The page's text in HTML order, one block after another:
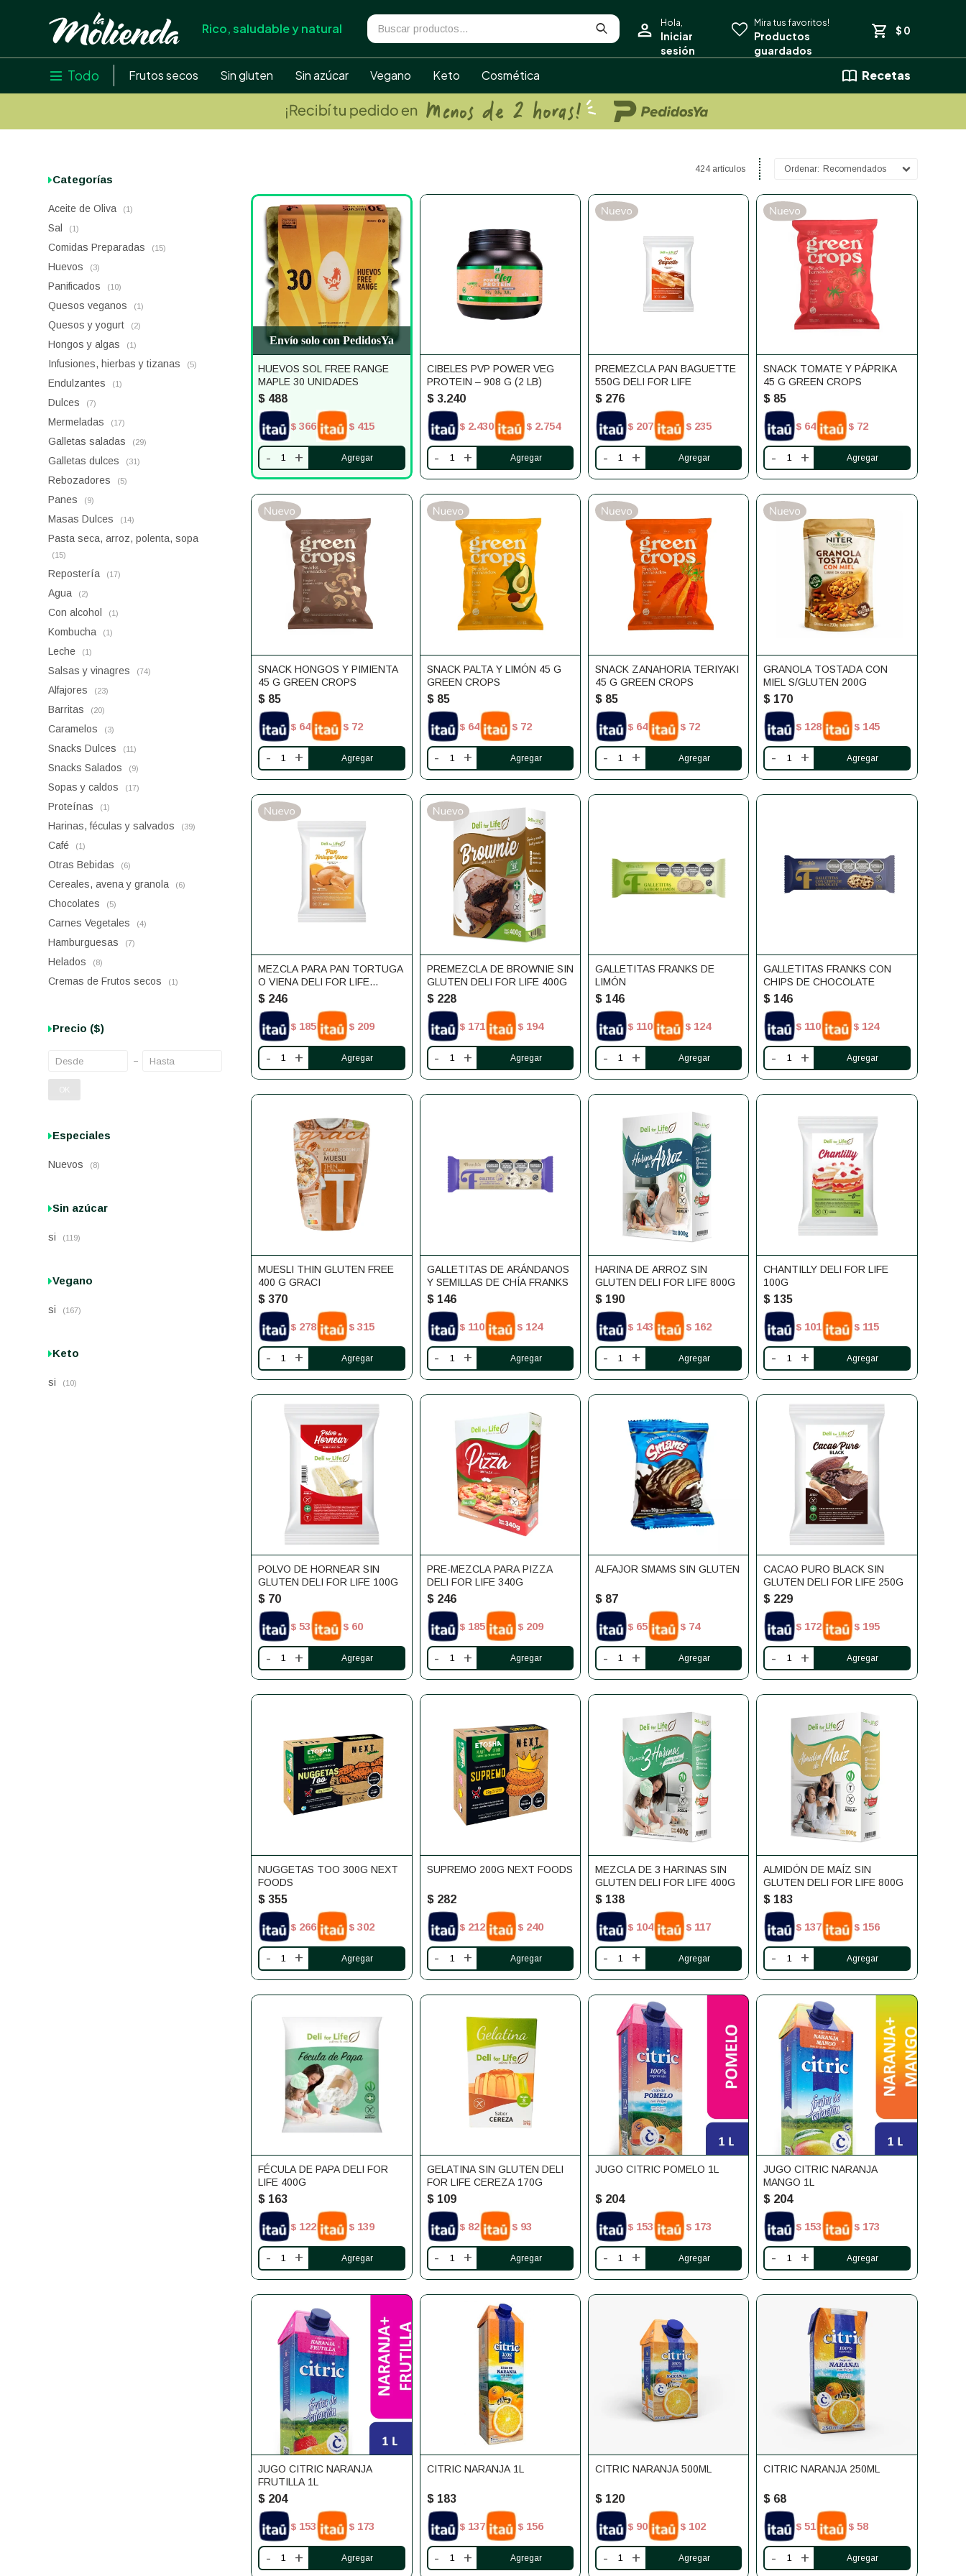
Rico, saludable y natural
 Todo Frutos secos Sin gluten Sin azúcar Vegano Keto Cosmética Recetas
$ 0
424 artículos Recomendados
CIBELES PVP POWER VEG
PROTEIN – 908 G (2 LB)
$ 3.240
$ 2.430 $ 2.754
- +
HUEVOS SOL FREE RANGE
MAPLE 30 UNIDADES
$ 488
$ 366 $ 415
Envío solo con PedidosYa
- +
PREMEZCLA PAN BAGUETTE
550G DELI FOR LIFE
$ 276
$ 207 $ 235
- +
SNACK TOMATE Y PÁPRIKA
45 G GREEN CROPS
$ 85
$ 64 $ 72
- +
SNACK HONGOS Y PIMIENTA
45 G GREEN CROPS
$ 85
$ 64 $ 72
- +
SNACK PALTA Y LIMÓN 45 G
GREEN CROPS
$ 85
$ 64 $ 72
- +
SNACK ZANAHORIA TERIYAKI
45 G GREEN CROPS
$ 85
$ 64 $ 72
- +
GRANOLA TOSTADA CON
MIEL S/GLUTEN 200G
$ 170
$ 128 $ 145
- +
MEZCLA PARA PAN TORTUGA
O VIENA DELI FOR LIFE
430GR.
$ 246
$ 185 $ 209
- +
PREMEZCLA DE BROWNIE SIN
GLUTEN DELI FOR LIFE 400G
$ 228
$ 171 $ 194
- +
GALLETITAS FRANKS DE
LIMÓN
$ 146
$ 110 $ 124
- +
GALLETITAS FRANKS CON
CHIPS DE CHOCOLATE
$ 146
$ 110 $ 124
- +
MUESLI THIN GLUTEN FREE
400 G GRACI
$ 370
$ 278 $ 315
- +
GALLETITAS DE ARÁNDANOS
Y SEMILLAS DE CHÍA FRANKS
$ 146
$ 110 $ 124
- +
HARINA DE ARROZ SIN
GLUTEN DELI FOR LIFE 800G
$ 190
$ 143 $ 162
- +
CHANTILLY DELI FOR LIFE
100G
$ 135
$ 101 $ 115
- +
POLVO DE HORNEAR SIN
GLUTEN DELI FOR LIFE 100G
$ 70
$ 53 $ 60
- +
PRE-MEZCLA PARA PIZZA
DELI FOR LIFE 340G
$ 246
$ 185 $ 209
- +
ALFAJOR SMAMS SIN GLUTEN
$ 87
$ 65 $ 74
- +
CACAO PURO BLACK SIN
GLUTEN DELI FOR LIFE 250G
$ 229
$ 172 $ 195
- +
NUGGETAS TOO 300G NEXT
FOODS
$ 355
$ 266 $ 302
- +
SUPREMO 200G NEXT FOODS
$ 282
$ 212 $ 240
- +
MEZCLA DE 3 HARINAS SIN
GLUTEN DELI FOR LIFE 400G
$ 138
$ 104 $ 117
- +
ALMIDÓN DE MAÍZ SIN
GLUTEN DELI FOR LIFE 800G
$ 183
$ 137 $ 156
- +
FÉCULA DE PAPA DELI FOR
LIFE 400G
$ 163
$ 122 $ 139
- +
GELATINA SIN GLUTEN DELI
FOR LIFE CEREZA 170G
$ 109
$ 82 $ 93
- +
JUGO CITRIC POMELO 1L
$ 204
$ 153 $ 173
- +
JUGO CITRIC NARANJA
MANGO 1L
$ 204
$ 153 $ 173
- +
JUGO CITRIC NARANJA
FRUTILLA 1L
$ 204
$ 153 $ 173
- +
CITRIC NARANJA 1L
$ 183
$ 137 $ 156
- +
CITRIC NARANJA 500ML
$ 120
$ 90 $ 102
- +
CITRIC NARANJA 250ML
$ 68
$ 51 $ 58
- +
Categorías
Aceite de Oliva (1)
Sal (1)
Comidas Preparadas (15)
Huevos (3)
Panificados (10)
Quesos veganos (1)
Quesos y yogurt (2)
Hongos y algas (1)
Infusiones, hierbas y tizanas (5)
Endulzantes (1)
Dulces (7)
Mermeladas (17)
Galletas saladas (29)
Galletas dulces (31)
Rebozadores (5)
Panes (9)
Masas Dulces (14)
Pasta seca, arroz, polenta, sopa
(15)
Repostería (17)
Agua (2)
Con alcohol (1)
Kombucha (1)
Leche (1)
Salsas y vinagres (74)
Alfajores (23)
Barritas (20)
Caramelos (3)
Snacks Dulces (11)
Snacks Salados (9)
Sopas y caldos (17)
Proteínas (1)
Harinas, féculas y salvados (39)
Café (1)
Otras Bebidas (6)
Cereales, avena y granola (6)
Chocolates (5)
Carnes Vegetales (4)
Hamburguesas (7)
Helados (8)
Cremas de Frutos secos (1)
Precio ($)
OK
Especiales
Nuevos (8)
Sin azúcar
si (119)
Vegano
si (167)
Keto
si (10)
close
store
local_shipping
credit_card